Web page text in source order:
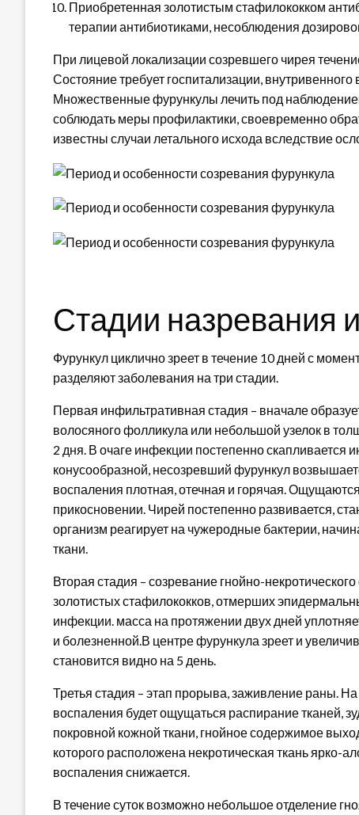
Приобретенная золотистым стафилококком
терапии антибиотиками, несоблюдения
При лицевой локализации созревшего чирея
Состояние требует госпитализации,
Множественные фурункулы лечить под
соблюдать меры профилактики, своевременно
известны случаи летального исхода вследствие
Стадии назревания
Фурункул циклично зреет в течение 10 дней с
разделяют заболевания на три стадии.
Первая инфильтративная стадия – вначале
волосяного фолликула или небольшой узелок в
2 дня. В очаге инфекции постепенно скапливается
конусообразной, несозревший фурункул
воспаления плотная, отечная и горячая.
прикосновении. Чирей постепенно развивается,
организм реагирует на чужеродные бактерии,
ткани.
Вторая стадия – созревание гнойно-
золотистых стафилококков, отмерших
инфекции. масса на протяжении двух дней
и болезненной.В центре фурункула зреет и
становится видно на 5 день.
Третья стадия – этап прорыва, заживление раны.
воспаления будет ощущаться распирание тканей,
покровной кожной ткани, гнойное содержимое
которого расположена некротическая ткань ярко-
воспаления снижается.
В течение суток возможно небольшое отделение